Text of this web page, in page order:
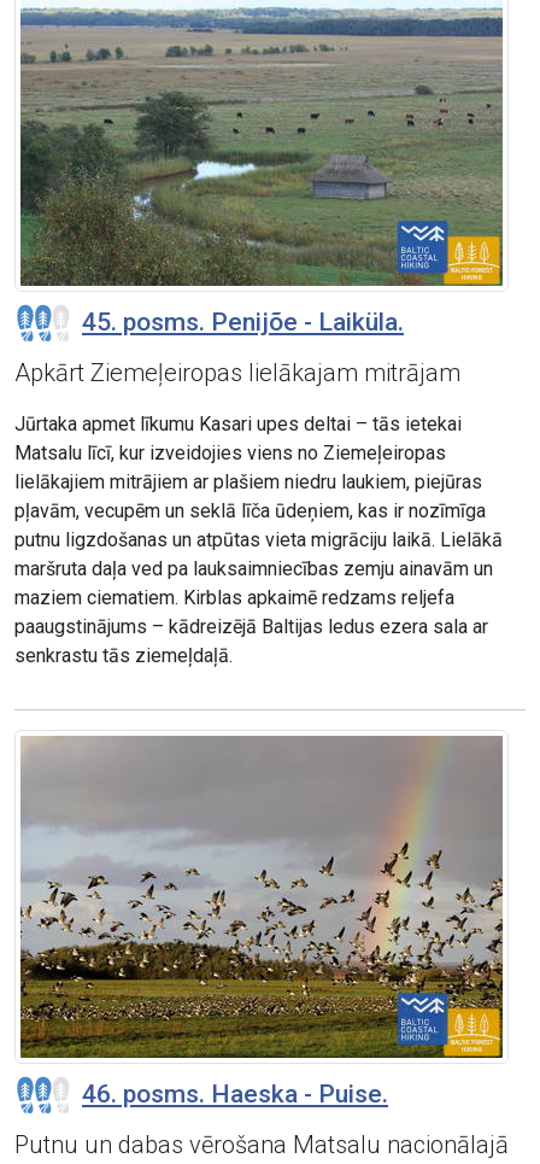
45. posms. Penijõe - Laiküla.
Apkārt Ziemeļeiropas lielākajam mitrājam
Jūrtaka apmet līkumu Kasari upes deltai – tās ietekai
Matsalu līcī, kur izveidojies viens no Ziemeļeiropas
lielākajiem mitrājiem ar plašiem niedru laukiem, piejūras
pļavām, vecupēm un seklā līča ūdeņiem, kas ir nozīmīga
putnu ligzdošanas un atpūtas vieta migrāciju laikā. Lielākā
maršruta daļa ved pa lauksaimniecības zemju ainavām un
maziem ciematiem. Kirblas apkaimē redzams reljefa
paaugstinājums – kādreizējā Baltijas ledus ezera sala ar
senkrastu tās ziemeļdaļā.
46. posms. Haeska - Puise.
Putnu un dabas vērošana Matsalu nacionālajā